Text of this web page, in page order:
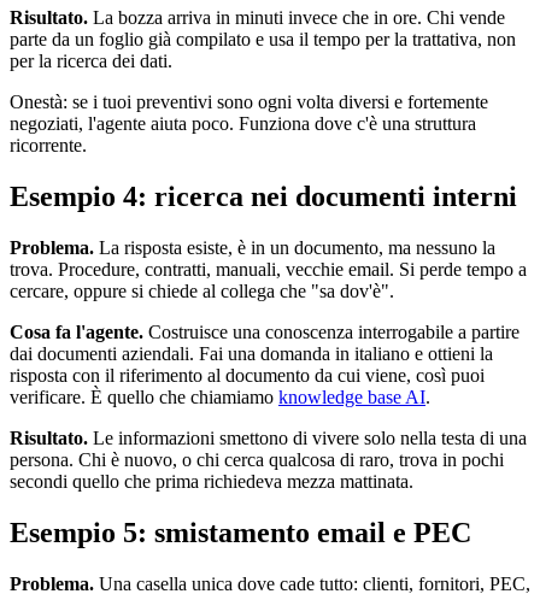
Risultato. La bozza arriva in minuti invece che in ore. Chi vende
parte da un foglio già compilato e usa il tempo per la trattativa, non
per la ricerca dei dati.
Onestà: se i tuoi preventivi sono ogni volta diversi e fortemente
negoziati, l'agente aiuta poco. Funziona dove c'è una struttura
ricorrente.
Esempio 4: ricerca nei documenti interni
Problema. La risposta esiste, è in un documento, ma nessuno la
trova. Procedure, contratti, manuali, vecchie email. Si perde tempo a
cercare, oppure si chiede al collega che "sa dov'è".
Cosa fa l'agente. Costruisce una conoscenza interrogabile a partire
dai documenti aziendali. Fai una domanda in italiano e ottieni la
risposta con il riferimento al documento da cui viene, così puoi
verificare. È quello che chiamiamo knowledge base AI.
Risultato. Le informazioni smettono di vivere solo nella testa di una
persona. Chi è nuovo, o chi cerca qualcosa di raro, trova in pochi
secondi quello che prima richiedeva mezza mattinata.
Esempio 5: smistamento email e PEC
Problema. Una casella unica dove cade tutto: clienti, fornitori, PEC,